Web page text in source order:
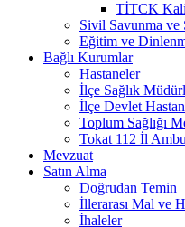
TİTCK
Sivil Savunma
Eğitim ve
Bağlı Kurumlar
Hastaneler
İlçe Sağlık
İlçe Devlet
Toplum Sağlığı
Tokat 112 İl
Mevzuat
Satın Alma
Doğrudan Temin
İllerarası Mal ve
İhaleler